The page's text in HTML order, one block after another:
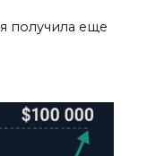
получила еще